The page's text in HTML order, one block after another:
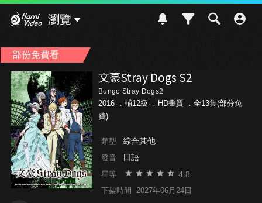
瀏覽
部份免費看
文豪Stray Dogs S2
Bungo Stray Dogs2
2016 ． 輔12級
．HD畫質 ．全13集(部分免
費)
類型 綜合其他
發音 日語
星等 4.8
下架時間 2027年06月24日